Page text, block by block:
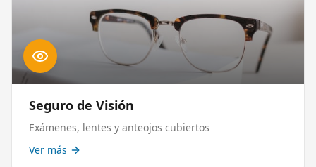
Seguro de Visión
Exámenes, lentes y anteojos cubiertos
Ver más